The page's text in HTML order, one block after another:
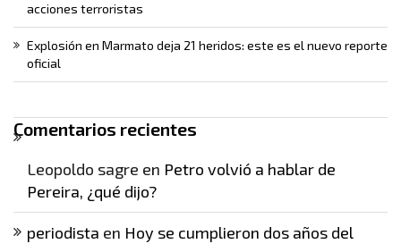
acciones terroristas
Explosión en Marmato deja 21 heridos: este es el nuevo reporte
oficial
Comentarios recientes
Leopoldo sagre en Petro volvió a hablar de
Pereira, ¿qué dijo?
periodista en Hoy se cumplieron dos años del